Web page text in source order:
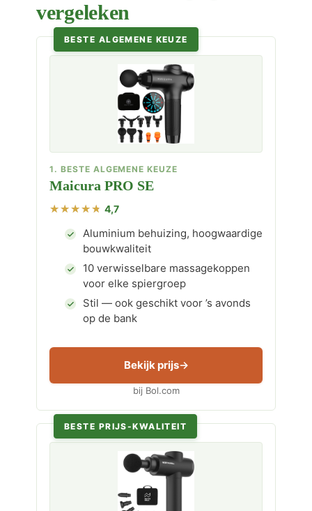
vergeleken
BESTE ALGEMENE KEUZE
1. BESTE ALGEMENE KEUZE
Maicura PRO SE
4,7
Aluminium behuizing, hoogwaardige
bouwkwaliteit
10 verwisselbare massagekoppen
voor elke spiergroep
Stil — ook geschikt voor ’s avonds
op de bank
Bekijk prijs
bij Bol.com
BESTE PRIJS-KWALITEIT